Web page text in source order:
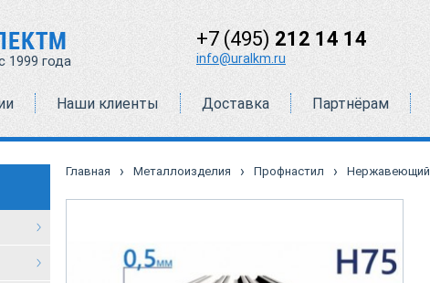
1999 года
+7 (495) 212 14 14
info@uralkm.ru
Наши клиенты Доставка Партнёрам
Главная › Металлоизделия › Профнастил › Нержавеющий